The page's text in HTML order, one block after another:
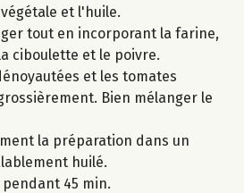
et l'huile.
tout en incorporant la farine,
ciboulette et le poivre.
et les tomates
Bien mélanger le
la préparation dans un
huilé.
45 min.